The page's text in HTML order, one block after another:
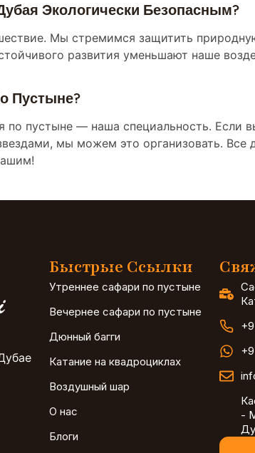
Экологически Безопасным?
Мы стремимся защитить
развития уменьшают наше
Пустыне?
по пустыне — наша специальность. Если
мы можем это организовать. Все
Быстрые Ссылки
Утреннее сафари по пустыне
Вечернее сафари по пустыне
Дюнный багги
Катание на квадроциклах
Воздушный шар
О нас
Блоги
-